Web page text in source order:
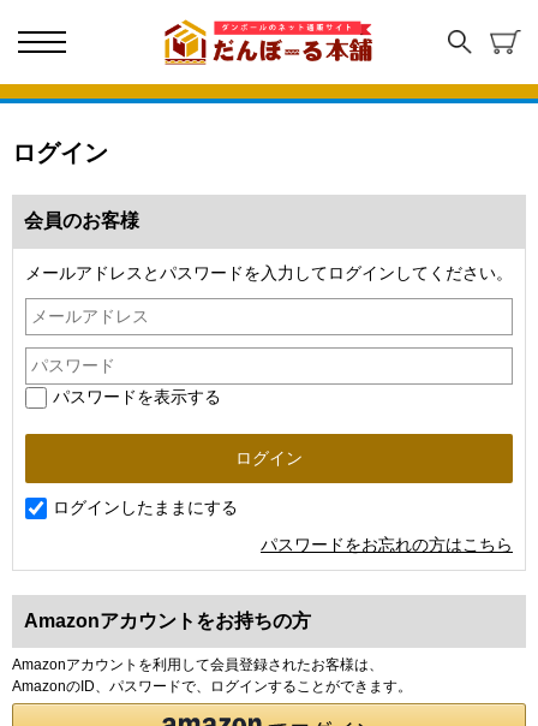
ログイン
会員のお客様
メールアドレスとパスワードを入力してログインしてください。
パスワードを表示する
ログインしたままにする
パスワードをお忘れの方はこちら
Amazonアカウントをお持ちの方
Amazonアカウントを利用して会員登録されたお客様は、
AmazonのID、パスワードで、ログインすることができます。